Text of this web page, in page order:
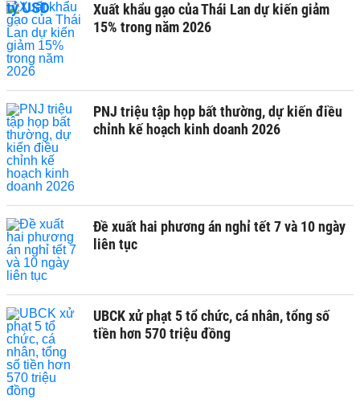
Xuất khẩu gạo của Thái Lan dự kiến giảm
15% trong năm 2026
PNJ triệu tập họp bất thường, dự kiến điều
chỉnh kế hoạch kinh doanh 2026
Đề xuất hai phương án nghỉ tết 7 và 10 ngày
liên tục
UBCK xử phạt 5 tổ chức, cá nhân, tổng số
tiền hơn 570 triệu đồng